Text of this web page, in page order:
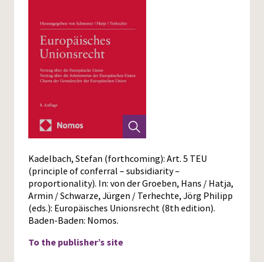
Kadelbach, Stefan (forthcoming): Art. 5 TEU
(principle of conferral – subsidiarity –
proportionality). In: von der Groeben, Hans / Hatja,
Armin / Schwarze, Jürgen / Terhechte, Jörg Philipp
(eds.): Europäisches Unionsrecht (8th edition).
Baden-Baden: Nomos.
To the publisher’s site